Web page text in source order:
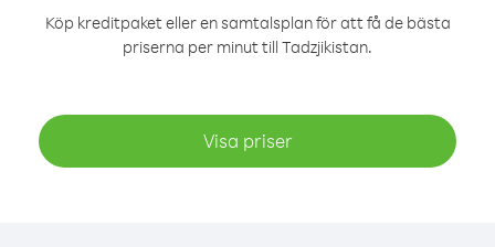
Köp kreditpaket eller en samtalsplan för att få de bästa
priserna per minut till Tadzjikistan.
Visa priser